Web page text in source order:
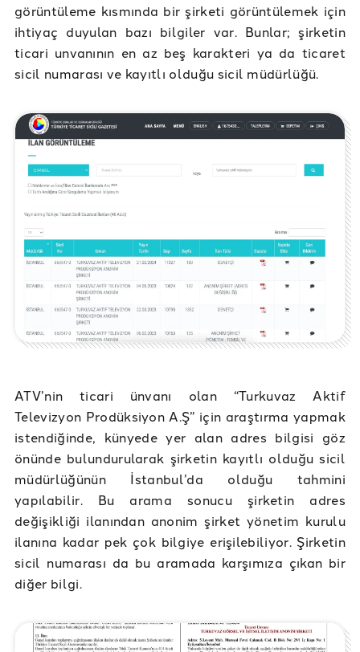
görüntüleme kısmında bir şirketi görüntülemek için
ihtiyaç duyulan bazı bilgiler var. Bunlar; şirketin
ticari unvanının en az beş karakteri ya da ticaret
sicil numarası ve kayıtlı olduğu sicil müdürlüğü.
ATV’nin ticari ünvanı olan “Turkuvaz Aktif
Televizyon Prodüksiyon A.Ş” için araştırma yapmak
istendiğinde, künyede yer alan adres bilgisi göz
önünde bulundurularak şirketin kayıtlı olduğu sicil
müdürlüğünün İstanbul’da olduğu tahmini
yapılabilir. Bu arama sonucu şirketin adres
değişikliği ilanından anonim şirket yönetim kurulu
ilanına kadar pek çok bilgiye erişilebiliyor. Şirketin
sicil numarası da bu aramada karşımıza çıkan bir
diğer bilgi.